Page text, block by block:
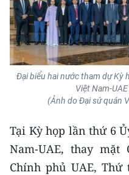
Đại biểu hai nước tham dự Kỳ
Việt Nam-
(Ảnh do Đại sứ quán
Tại Kỳ họp lần thứ 6
Nam-UAE, thay
Chính phủ UAE,